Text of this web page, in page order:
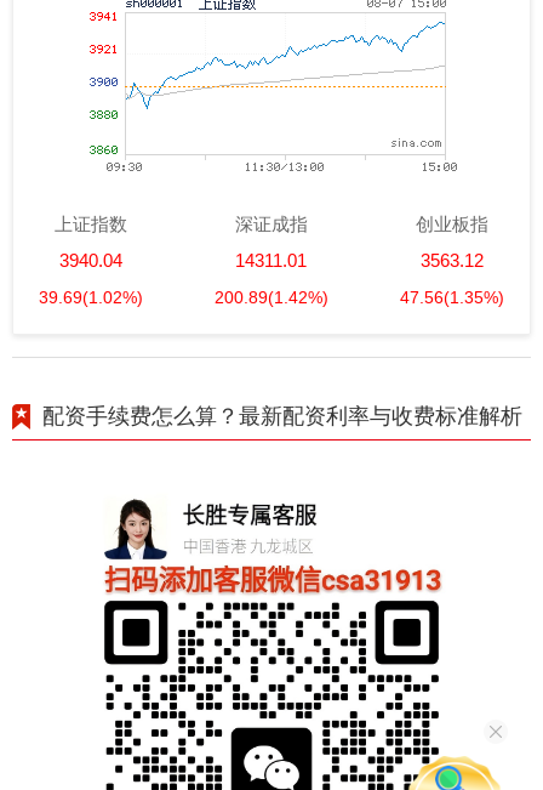
上证指数
3940.04
39.69(1.02%)
深证成指
14311.01
200.89(1.42%)
创业板指
3563.12
47.56(1.35%)
配资手续费怎么算？最新配资利率与收费标准解析